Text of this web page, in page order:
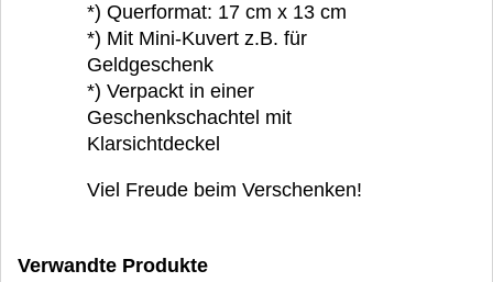
*) Querformat: 17 cm x 13 cm
*) Mit Mini-Kuvert z.B. für
Geldgeschenk
*) Verpackt in einer
Geschenkschachtel mit
Klarsichtdeckel
Viel Freude beim Verschenken!
Verwandte Produkte